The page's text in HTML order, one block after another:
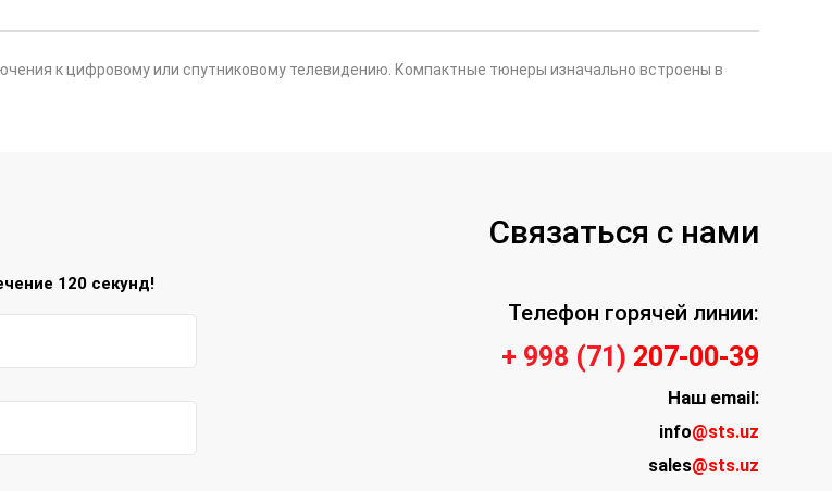
к цифровому или спутниковому телевидению. Компактные тюнеры изначально встроены в
120 секунд!
Связаться с нами
Телефон горячей линии:
+ 998 (71) 207-00-39
Нашemail:
info@sts.uz
sales@sts.uz